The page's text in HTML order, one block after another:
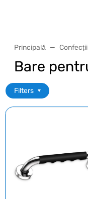
Principală Confecții
Bare
Filters